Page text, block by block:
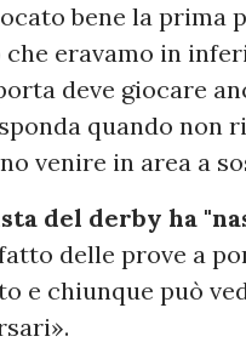
bene la prima
eravamo in
deve giocare
quando non
venire in area a
del derby ha
delle prove a
e chiunque può